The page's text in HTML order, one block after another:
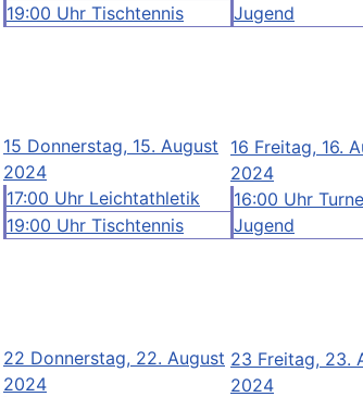
19:00 Uhr Tischtennis
Jugend
15 Donnerstag, 15. August
2024
17:00 Uhr Leichtathletik
19:00 Uhr Tischtennis
16 Freitag, 16.
2024
16:00 Uhr
Jugend
22 Donnerstag, 22. August
2024
23 Freitag, 23.
2024